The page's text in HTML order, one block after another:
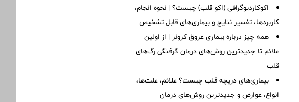
اکوکاردیوگرافی (اکو قلب) چیست؟ | نحوه انجام،
کاربردها، تفسیر نتایج و بیماری‌های قابل تشخیص
همه چیز درباره بیماری عروق کرونر | از اولین
علائم تا جدیدترین روش‌های درمان گرفتگی رگ‌های
قلب
بیماری‌های دریچه قلب چیست؟ علائم، علت‌ها،
انواع، عوارض و جدیدترین روش‌های درمان